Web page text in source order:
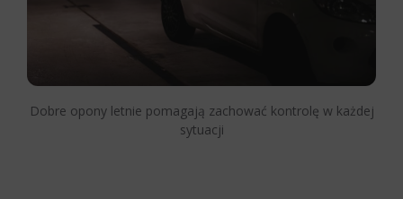
Dobre opony letnie pomagają zachować kontrolę w każdej
sytuacji